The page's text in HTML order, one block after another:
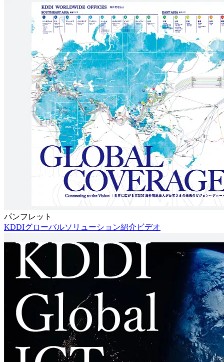
パンフレット
KDDIグローバルソリューション紹介ビデオ